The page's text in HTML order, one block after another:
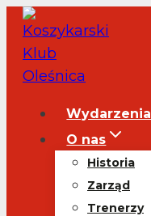
Przejdź
do
treści
Wydarzenia
O nas
Historia
Zarząd
Trenerzy